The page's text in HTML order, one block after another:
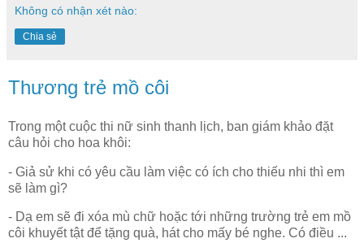
Không có nhận xét nào:
Chia sẻ
Thương trẻ mồ côi
Trong một cuộc thi nữ sinh thanh lịch, ban giám khảo đặt
câu hỏi cho hoa khôi:
- Giả sử khi có yêu cầu làm việc có ích cho thiếu nhi thì em
sẽ làm gì?
- Dạ em sẽ đi xóa mù chữ hoặc tới những trường trẻ em mồ
côi khuyết tật để tặng quà, hát cho mấy bé nghe. Có điều ...